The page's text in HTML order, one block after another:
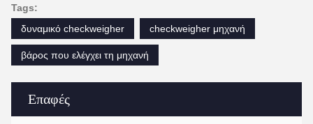
Επαφές
Tags:
δυναμικό checkweigher
checkweigher μηχανή
βάρος που ελέγχει τη μηχανή